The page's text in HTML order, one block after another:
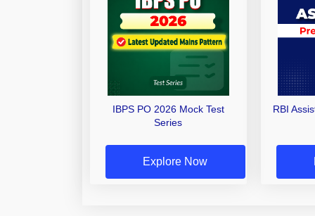
IBPS PO 2026 Mock Test
Series
Explore Now
RBI